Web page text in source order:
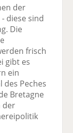
der
diese sind
Die
frisch
gibt es
ein
des Peches
Bretagne
der